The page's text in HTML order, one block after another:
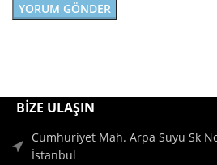
BİZE ULAŞIN
Cumhuriyet Mah. Arpa Suyu Sk
İstanbul